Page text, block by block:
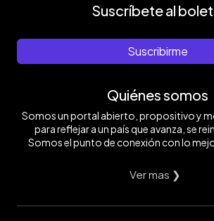
Suscríbete al
Suscribirme
Quiénes somos
Somos un portal abierto, propositivo y
para reflejar a un país que avanza, se
Somos el punto de conexión con lo
Ver mas ❯